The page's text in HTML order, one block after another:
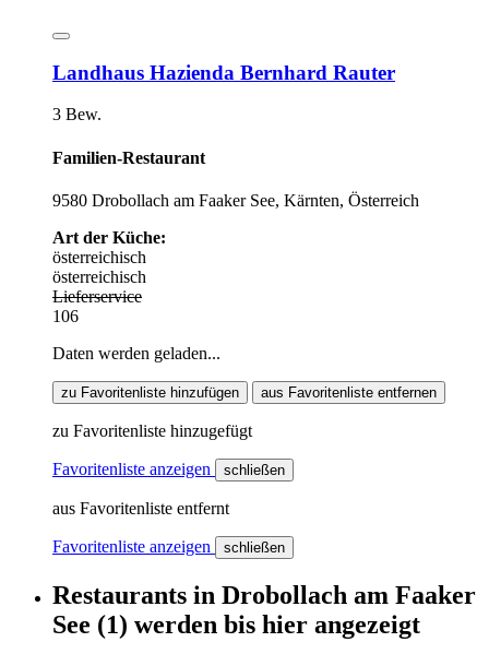
Landhaus Hazienda Bernhard Rauter
3 Bew.
Familien-Restaurant
9580 Drobollach am Faaker See, Kärnten, Österreich
Art der Küche:
österreichisch
österreichisch
Lieferservice
106
Daten werden geladen...
zu Favoritenliste hinzufügen aus Favoritenliste entfernen
zu Favoritenliste hinzugefügt
Favoritenliste anzeigen schließen
aus Favoritenliste entfernt
Favoritenliste anzeigen schließen
Restaurants in Drobollach am Faaker
See (1) werden bis hier angezeigt